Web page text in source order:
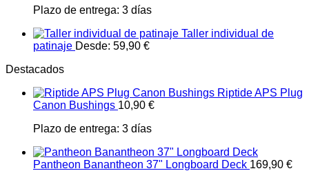
Plazo de entrega: 3 días
Taller individual de
patinaje Desde: 59,90 €
Destacados
Riptide APS Plug
Canon Bushings 10,90 €
Plazo de entrega: 3 días
Pantheon Banantheon 37" Longboard Deck 169,90 €